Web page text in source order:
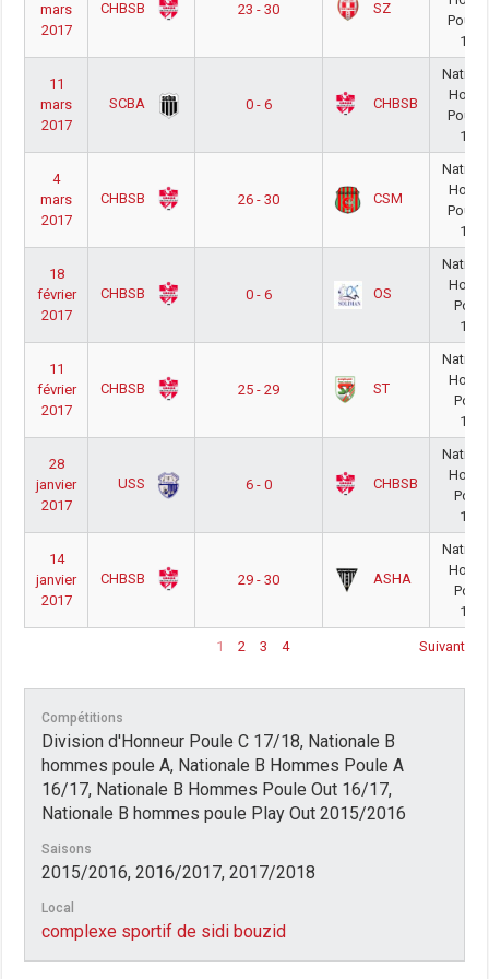
mars
2017
CHBSB 23 - 30 SZ
Poule
16/
11
mars
2017
SCBA 0 - 6 CHBSB
Poule
16/
4
mars
2017
CHBSB 26 - 30 CSM
Poule
16/
18
février
2017
CHBSB 0 - 6 OS
16/
11
février
2017
CHBSB 25 - 29 ST
16/
28
janvier
2017
USS 6 - 0 CHBSB
16/
14
janvier
2017
CHBSB 29 - 30 ASHA
16/
1 2 3 4 Suivant
Compétitions
Division d'Honneur Poule C 17/18, Nationale B
hommes poule A, Nationale B Hommes Poule A
16/17, Nationale B Hommes Poule Out 16/17,
Nationale B hommes poule Play Out 2015/2016
Saisons
2015/2016, 2016/2017, 2017/2018
Local
complexe sportif de sidi bouzid